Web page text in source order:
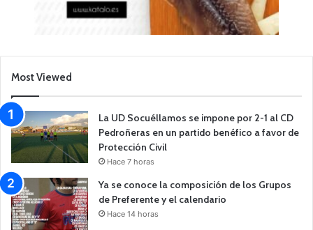
Most Viewed
La UD Socuéllamos se impone por 2-1 al CD
Pedroñeras en un partido benéfico a favor de
Protección Civil
Hace 7 horas
Ya se conoce la composición de los Grupos
de Preferente y el calendario
Hace 14 horas